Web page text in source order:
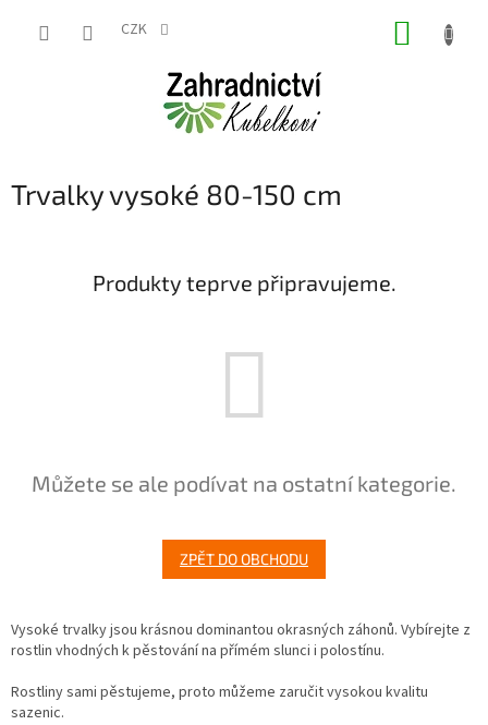
CZK
Trvalky vysoké 80-150 cm
Produkty teprve připravujeme.
Můžete se ale podívat na ostatní kategorie.
ZPĚT DO OBCHODU
Vysoké trvalky jsou krásnou dominantou okrasných záhonů. Vybírejte z
rostlin vhodných k pěstování na přímém slunci i polostínu.
Rostliny sami pěstujeme, proto můžeme zaručit vysokou kvalitu
sazenic.